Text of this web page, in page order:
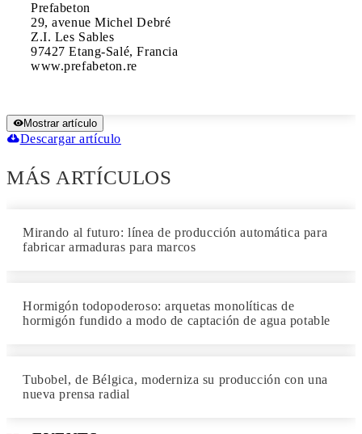
Prefabeton
29, avenue Michel Debré
Z.I. Les Sables
97427 Etang-Salé, Francia
www.prefabeton.re
Mostrar artículo
Descargar artículo
MÁS ARTÍCULOS
Mirando al futuro: línea de producción automática para
fabricar armaduras para marcos
Hormigón todopoderoso: arquetas monolíticas de
hormigón fundido a modo de captación de agua potable
Tubobel, de Bélgica, moderniza su producción con una
nueva prensa radial